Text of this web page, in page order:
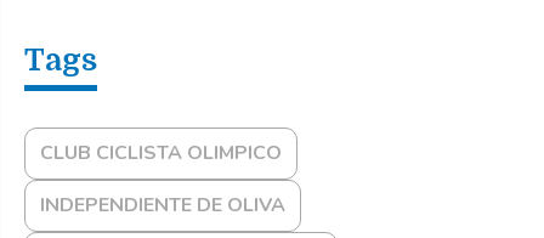
CLUB CICLISTA OLIMPICO
INDEPENDIENTE DE OLIVA